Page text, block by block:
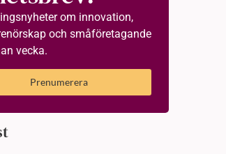
om innovation,
och småföretagande
vecka.
Prenumerera